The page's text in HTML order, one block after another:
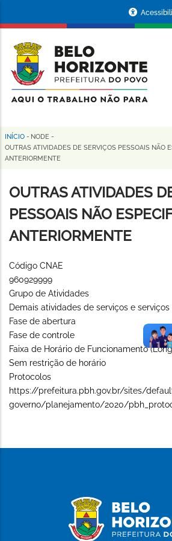
conteúdo
principal
da
Prefeitura
de
Horizonte
Trilha
de
navegação
INÍCIO - NODE -
OUTRAS ATIVIDADES DE SERVIÇOS PESSOAIS NÃO
ANTERIORMENTE
OUTRAS ATIVIDADES
PESSOAIS NÃO
ANTERIORMENTE
Código CNAE
960929999
Grupo de Atividades
Demais atividades de serviços e
Fase de abertura
Fase de controle
Faixa de Horário de Funcionamento
Sem restrição de horário
Protocolos
https://prefeitura.pbh.gov.br/sites/
governo/planejamento/2020/